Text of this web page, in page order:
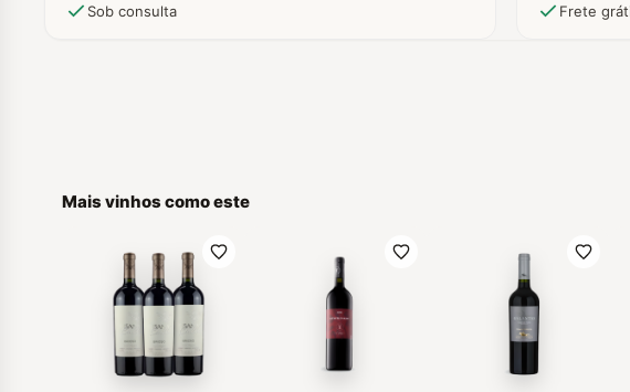
Sob consulta Frete
Mais vinhos como este